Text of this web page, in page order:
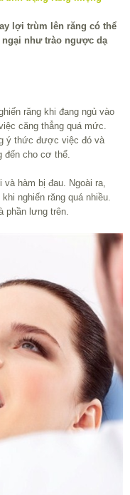
lợi trùm lên răng có thể
ngại như trào ngược dạ
răng khi đang ngủ vào
căng thẳng quá mức.
ý thức được việc đó và
đến cho cơ thể.
và hàm bị đau. Ngoài ra,
nghiến răng quá nhiều.
phần lưng trên.